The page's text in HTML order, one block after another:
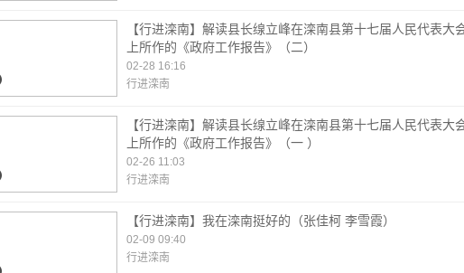
【行进滦南】解读县长缐立峰在滦南县第十七届人民代表大
上所作的《政府工作报告》（二）
02-28 16:16
行进滦南
【行进滦南】解读县长缐立峰在滦南县第十七届人民代表大
上所作的《政府工作报告》（一 ）
02-26 11:03
行进滦南
【行进滦南】我在滦南挺好的（张佳柯 李雪霞）
02-09 09:40
行进滦南